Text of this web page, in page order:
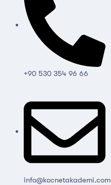
+90 530 354 96 66
info@kocnetakademi.com